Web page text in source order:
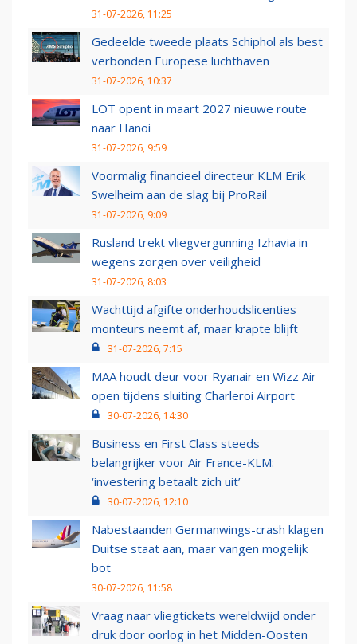
31-07-2026, 11:25
Gedeelde tweede plaats Schiphol als best
verbonden Europese luchthaven
31-07-2026, 10:37
LOT opent in maart 2027 nieuwe route
naar Hanoi
31-07-2026, 9:59
Voormalig financieel directeur KLM Erik
Swelheim aan de slag bij ProRail
31-07-2026, 9:09
Rusland trekt vliegvergunning Izhavia in
wegens zorgen over veiligheid
31-07-2026, 8:03
Wachttijd afgifte onderhoudslicenties
monteurs neemt af, maar krapte blijft
31-07-2026, 7:15
MAA houdt deur voor Ryanair en Wizz Air
open tijdens sluiting Charleroi Airport
30-07-2026, 14:30
Business en First Class steeds
belangrijker voor Air France-KLM:
‘investering betaalt zich uit’
30-07-2026, 12:10
Nabestaanden Germanwings-crash klagen
Duitse staat aan, maar vangen mogelijk
bot
30-07-2026, 11:58
Vraag naar vliegtickets wereldwijd onder
druk door oorlog in het Midden-Oosten